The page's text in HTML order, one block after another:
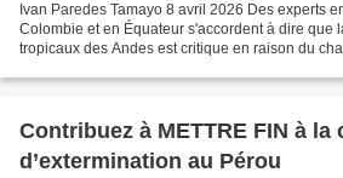
Ivan Paredes Tamayo 8 avril 2026 Des experts
Colombie et en Équateur s'accordent à dire que
tropicaux des Andes est critique en raison du
Contribuez à METTRE FIN à la
d’extermination au Pérou